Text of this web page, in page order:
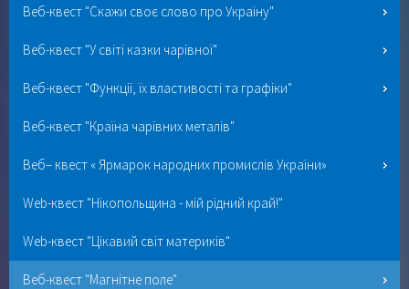
Веб-квест "Скажи своє слово про Україну"
Веб-квест "У світі казки чарівної"
Веб-квест "Функції, їх властивості та графіки"
Веб-квест "Країна чарівних металів"
Веб– квест « Ярмарок народних промислів України»
Web-квест "Нікопольщина - мій рідний край!"
Web-квест "Цікавий світ материків"
Веб-квест "Магнітне поле"